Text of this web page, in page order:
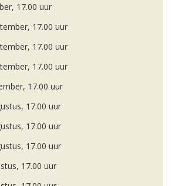
17.00 uur
17.00 uur
17.00 uur
17.00 uur
17.00 uur
17.00 uur
17.00 uur
17.00 uur
17.00 uur